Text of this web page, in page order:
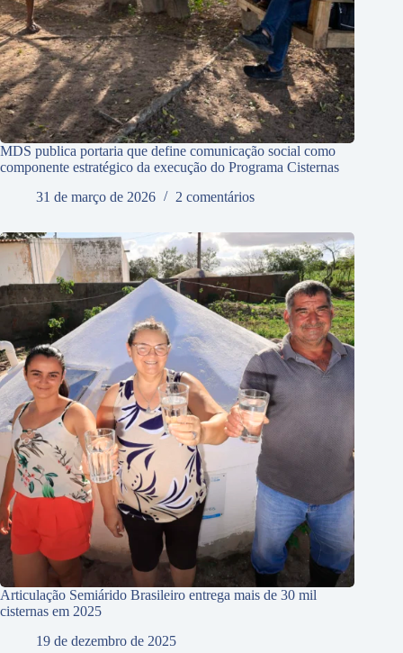
MDS publica portaria que define comunicação social como
componente estratégico da execução do Programa Cisternas
31 de março de 2026
2 comentários
Articulação Semiárido Brasileiro entrega mais de 30 mil
cisternas em 2025
19 de dezembro de 2025